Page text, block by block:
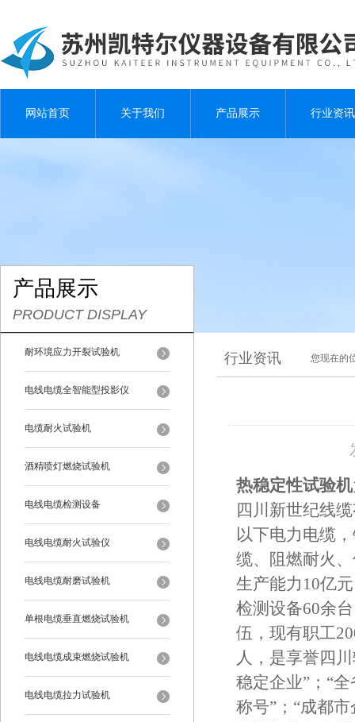
网站首页 关于我们 产品展示 行业资讯
产品展示
PRODUCT DISPLAY
耐环境应力开裂试验机
电线电缆全智能型投影仪
电缆耐火试验机
酒精喷灯燃烧试验机
电线电缆检测设备
电线电缆耐火试验仪
电线电缆耐磨试验机
单根电缆垂直燃烧试验机
电线电缆成束燃烧试验机
电线电缆拉力试验机
行业资讯 您现在的
热稳定性试验机
四川新世纪线
以下电力电缆
缆、阻燃耐火
生产能力10亿
检测设备60余
伍，现有职工
人，是享誉四
稳定企业”；“
称号”；“成都